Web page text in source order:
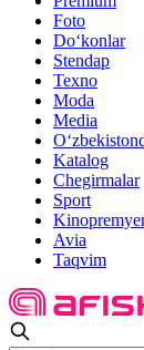
Foto
Do‘konlar
Stendap
Texno
Moda
Media
Katalog
Chegirmalar
Sport
Avia
Taqvim